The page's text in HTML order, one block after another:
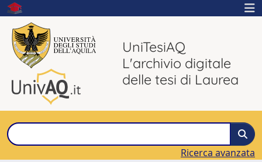
UniTesiAQ
L'archivio digitale
delle tesi di Laurea
Ricerca avanzata